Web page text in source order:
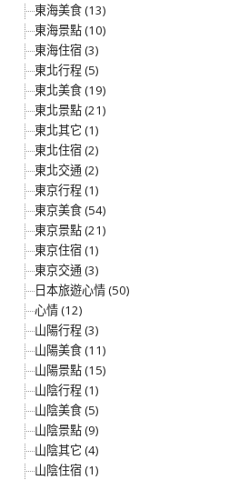
東海美食 (13)
東海景點 (10)
東海住宿 (3)
東北行程 (5)
東北美食 (19)
東北景點 (21)
東北其它 (1)
東北住宿 (2)
東北交通 (2)
東京行程 (1)
東京美食 (54)
東京景點 (21)
東京住宿 (1)
東京交通 (3)
日本旅遊心情 (50)
心情 (12)
山陽行程 (3)
山陽美食 (11)
山陽景點 (15)
山陰行程 (1)
山陰美食 (5)
山陰景點 (9)
山陰其它 (4)
山陰住宿 (1)